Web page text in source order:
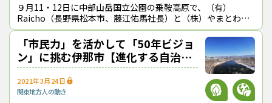
９月11・12日に中部山岳国立公園の乗鞍高原で、（有）
Raicho（長野県松本市、藤江佑馬社長）と（株）やまとわ
（長野県伊那市、中村博社長）が朽ちるベンチ「kimama」を
制作するワークショップを行
「市民力」を活かして「50年ビジョ
ン」に挑む伊那市【進化する自治
体】
2021年3月24日
関東地方人の動き